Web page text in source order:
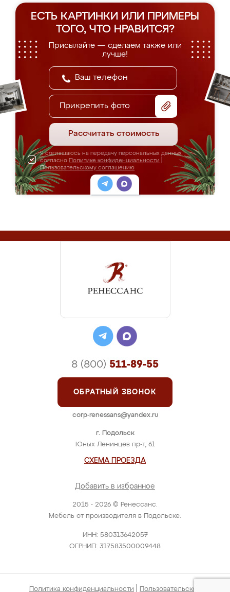
ЕСТЬ КАРТИНКИ ИЛИ ПРИМЕРЫ
ТОГО, ЧТО НРАВИТСЯ?
Присылайте — сделаем также или
лучше!
Прикрепить фото
Рассчитать стоимость
Я соглашаюсь на передачу персональных данных
согласно Политике конфиденциальности
Пользовательскому соглашению
2015 - 2026 © Ренессанс.
Мебель от производителя в Подольске.
ИНН: 580313642057
ОГРНИП: 317583500009448
г. Подольск
Юных Ленинцев пр-т, 61
СХЕМА ПРОЕЗДА
Добавить в избранное
8 (800) 511-89-55
ОБРАТНЫЙ ЗВОНОК
corp-renessans@yandex.ru
Политика конфиденциальности Пользовательское